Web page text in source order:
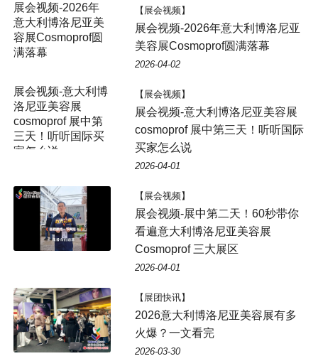
展会视频-2026年
意大利博洛尼亚美
容展Cosmoprof圆
满落幕
【展会视频】
展会视频-2026年意大利博洛尼亚
美容展Cosmoprof圆满落幕
2026-04-02
展会视频-意大利博
洛尼亚美容展
cosmoprof 展中第
三天！听听国际买
家怎么说
【展会视频】
展会视频-意大利博洛尼亚美容展
cosmoprof 展中第三天！听听国际
买家怎么说
2026-04-01
【展会视频】
展会视频-展中第二天！60秒带你
看遍意大利博洛尼亚美容展
Cosmoprof 三大展区
2026-04-01
【展团快讯】
2026意大利博洛尼亚美容展有多
火爆？一文看完
2026-03-30